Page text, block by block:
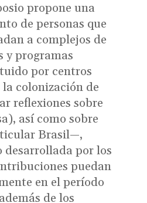
propone una
de personas que
a complejos de
y programas
por centros
colonización de
reflexiones sobre
así como sobre
Brasil—,
por los
puedan
en el período
de los